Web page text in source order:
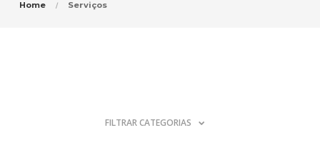
Home Serviços
FILTRAR CATEGORIAS